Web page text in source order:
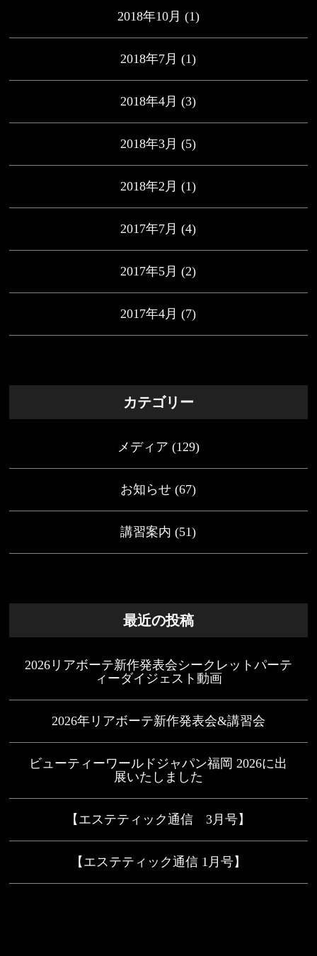
2018年10月 (1)
2018年7月 (1)
2018年4月 (3)
2018年3月 (5)
2018年2月 (1)
2017年7月 (4)
2017年5月 (2)
2017年4月 (7)
カテゴリー
メディア (129)
お知らせ (67)
講習案内 (51)
最近の投稿
2026リアボーテ新作発表会シークレットパーテ
ィーダイジェスト動画
2026年リアボーテ新作発表会&講習会
ビューティーワールドジャパン福岡 2026に出
展いたしました
【エステティック通信 3月号】
【エステティック通信 1月号】